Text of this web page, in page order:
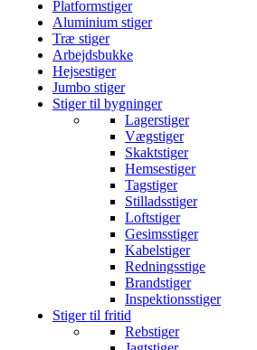
Platformstiger
Aluminium stiger
Træ stiger
Arbejdsbukke
Hejsestiger
Jumbo stiger
Stiger til bygninger
Lagerstiger
Vægstiger
Skaktstiger
Hemsestiger
Tagstiger
Stilladsstiger
Loftstiger
Gesimsstiger
Kabelstiger
Redningsstige
Brandstiger
Inspektionsstiger
Stiger til fritid
Rebstiger